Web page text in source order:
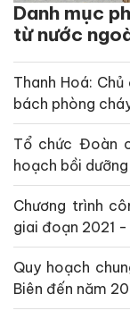
Danh mục
từ nước
Thanh Hoá:
bách phòng
Tổ chức Đoàn
hoạch bồi dưỡng
Chương trình
giai đoạn 2021
Quy hoạch
Biên đến năm